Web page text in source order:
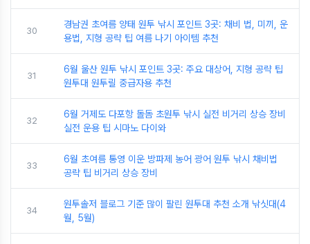
30
경남권 초여름 양태 원투 낚시 포인트 3곳: 채비 법, 미끼, 운
용법, 지형 공략 팁 여름 나기 아이템 추천
31
6월 울산 원투 낚시 포인트 3곳: 주요 대상어, 지형 공략 팁
원투대 원투릴 중급자용 추천
32
6월 거제도 다포항 돌돔 초원투 낚시 실전 비거리 상승 장비
실전 운용 팁 시마노 다이와
33
6월 초여름 통영 이운 방파제 농어 광어 원투 낚시 채비법
공략 팁 비거리 상승 장비
34
원투솔저 블로그 기준 많이 팔린 원투대 추천 소개 낚싯대(4
월, 5월)